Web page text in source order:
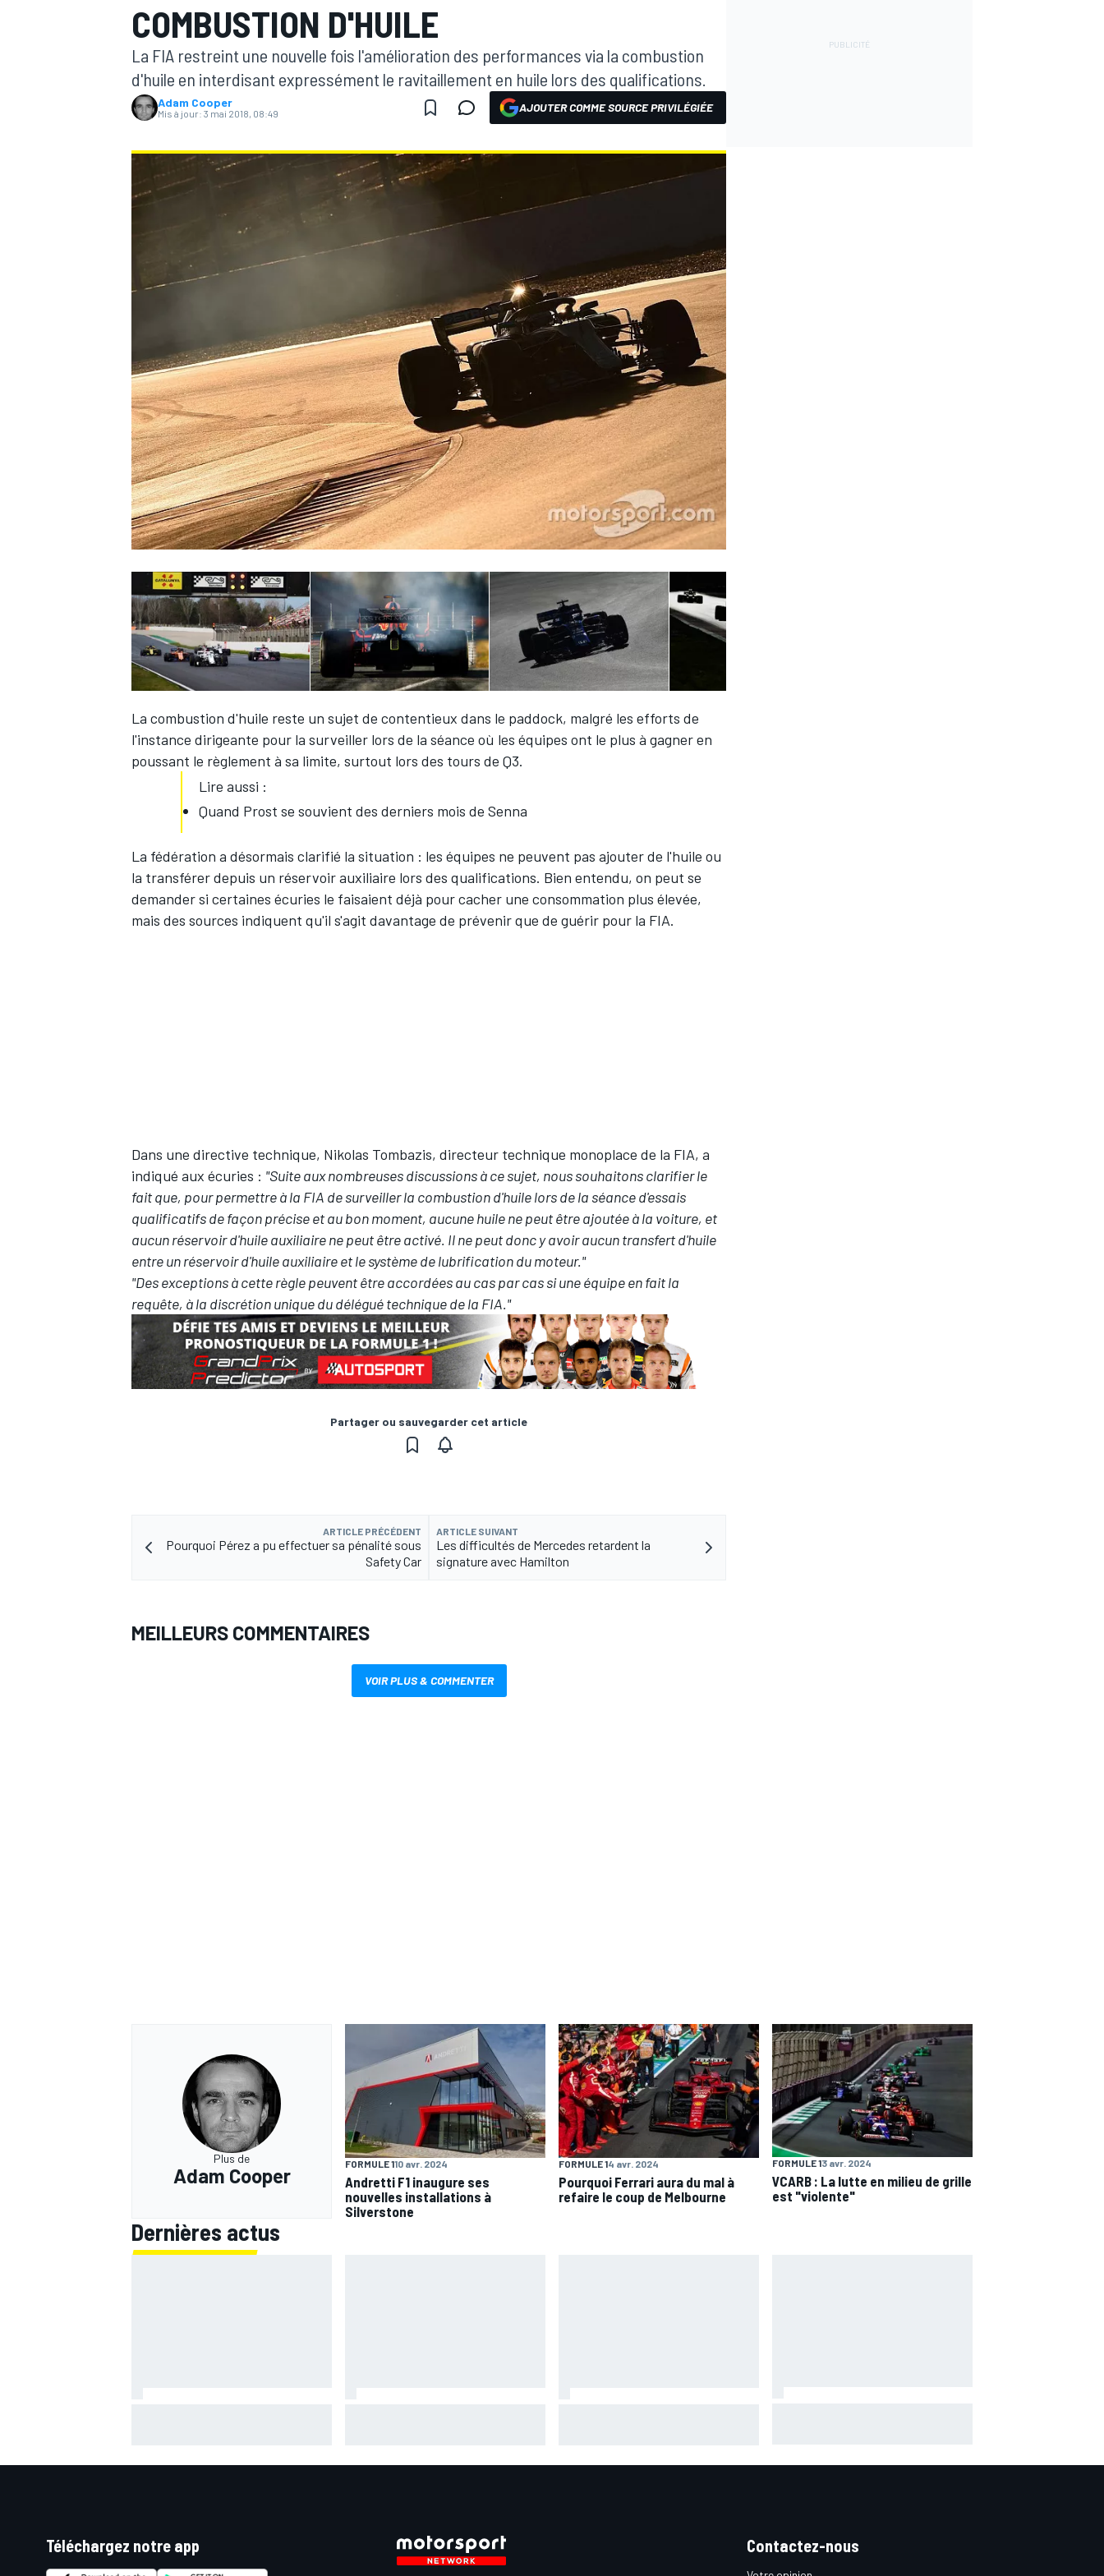
WRC
WEC
COMBUSTION D'HUILE
La FIA restreint une nouvelle fois l'amélioration des performances via la combustion
d'huile en interdisant expressément le ravitaillement en huile lors des qualifications.
Adam Cooper
Mis à jour: 3 mai 2018, 08:49 AJOUTER COMME SOURCE PRIVILÉGIÉE
La combustion d'huile reste un sujet de contentieux dans le paddock, malgré les efforts de
l'instance dirigeante pour la surveiller lors de la séance où les équipes ont le plus à gagner en
poussant le règlement à sa limite, surtout lors des tours de Q3.
Lire aussi :
Quand Prost se souvient des derniers mois de Senna
La fédération a désormais clarifié la situation : les équipes ne peuvent pas ajouter de l'huile ou
la transférer depuis un réservoir auxiliaire lors des qualifications. Bien entendu, on peut se
demander si certaines écuries le faisaient déjà pour cacher une consommation plus élevée,
mais des sources indiquent qu'il s'agit davantage de prévenir que de guérir pour la FIA.
Dans une directive technique, Nikolas Tombazis, directeur technique monoplace de la FIA, a
indiqué aux écuries : "Suite aux nombreuses discussions à ce sujet, nous souhaitons clarifier le
fait que, pour permettre à la FIA de surveiller la combustion d'huile lors de la séance d'essais
qualificatifs de façon précise et au bon moment, aucune huile ne peut être ajoutée à la voiture, et
aucun réservoir d'huile auxiliaire ne peut être activé. Il ne peut donc y avoir aucun transfert d'huile
entre un réservoir d'huile auxiliaire et le système de lubrification du moteur."
"Des exceptions à cette règle peuvent être accordées au cas par cas si une équipe en fait la
requête, à la discrétion unique du délégué technique de la FIA."
Partager ou sauvegarder cet article
ARTICLE PRÉCÉDENT
Pourquoi Pérez a pu effectuer sa pénalité sous
Safety Car
ARTICLE SUIVANT
Les difficultés de Mercedes retardent la
signature avec Hamilton
MEILLEURS COMMENTAIRES
VOIR PLUS & COMMENTER
Plus de
Adam Cooper
FORMULE 110 avr. 2024
Andretti F1 inaugure ses
nouvelles installations à
Silverstone
FORMULE 14 avr. 2024
Pourquoi Ferrari aura du mal à
refaire le coup de Melbourne
FORMULE 13 avr. 2024
VCARB : La lutte en milieu de grille
est "violente"
Dernières actus
Téléchargez notre app Contactez-nous